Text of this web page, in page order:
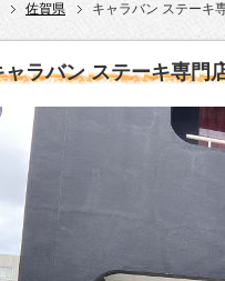
佐賀県 キャラバン ステーキ
ャラバン ステーキ専門